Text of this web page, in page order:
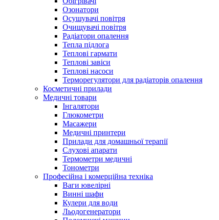
Озонатори
Осушувачі повітря
Очищувачі повітря
Радіатори опалення
Тепла підлога
Теплові гармати
Теплові завіси
Теплові насоси
Терморегулятори для радіаторів опалення
Косметичні прилади
Медичні товари
Інгалятори
Глюкометри
Масажери
Медичні принтери
Прилади для домашньої терапії
Слухові апарати
Термометри медичні
Тонометри
Професійна і комерційна техніка
Ваги ювелірні
Винні шафи
Кулери для води
Льодогенератори